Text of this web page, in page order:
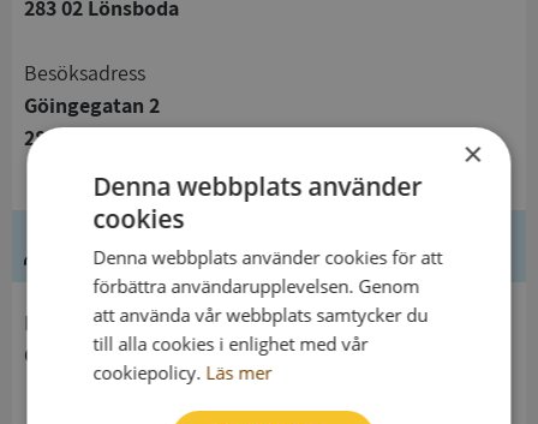
283 02 Lönsboda
Besöksadress
Göingegatan 2
283 72 Lönsboda
Ledning
Innehavare
Örkeneds Församling
×
Denna webbplats använder
cookies
Denna webbplats använder cookies för att
förbättra användarupplevelsen. Genom
att använda vår webbplats samtycker du
till alla cookies i enlighet med vår
cookiepolicy. Läs mer